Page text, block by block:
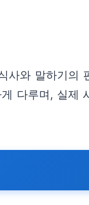
와 말하기의
다루며, 실제